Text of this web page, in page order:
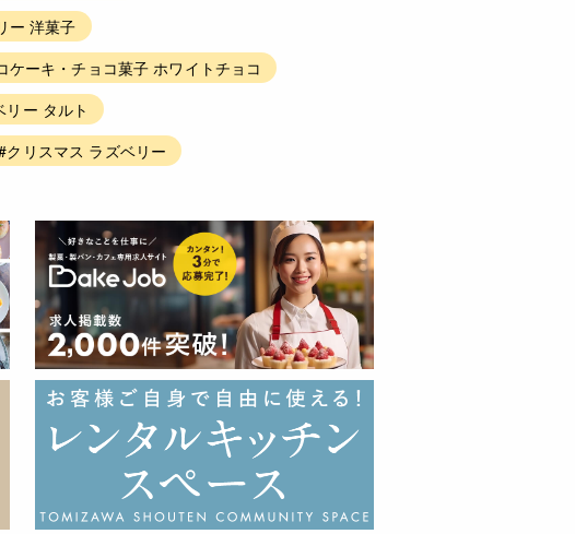
ー 洋菓子
ケーキ・チョコ菓子 ホワイトチョコ
リー タルト
クリスマス ラズベリー